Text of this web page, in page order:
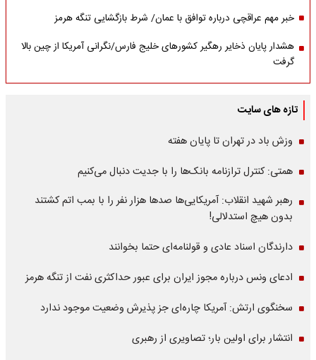
خبر مهم عراقچی درباره توافق با عمان/ شرط بازگشایی تنگه هرمز
هشدار پایان ذخایر رهگیر کشورهای خلیج فارس/نگرانی آمریکا از چین بالا
گرفت
تازه های سایت
وزش باد در تهران تا پایان هفته
همتی: کنترل ترازنامه بانک‌ها را با جدیت دنبال می‌کنیم
رهبر شهید انقلاب: آمریکایی‌ها صدها هزار نفر را با بمب اتم کشتند
بدون هیچ استدلالی!
دارندگان اسناد عادی و قولنامه‌ای حتما بخوانند
ادعای ونس درباره مجوز ایران برای عبور حداکثری نفت از تنگه هرمز
سخنگوی ارتش: آمریکا چاره‌ای جز پذیرش وضعیت موجود ندارد
انتشار برای اولین بار؛ تصاویری از رهبری